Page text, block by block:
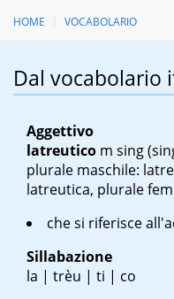
HOME VOCABOLARIO
Dal vocabolario
Aggettivo
latreutico m sing
plurale maschile:
latreutica, plurale
che si riferisce
Sillabazione
la | trèu | ti | co